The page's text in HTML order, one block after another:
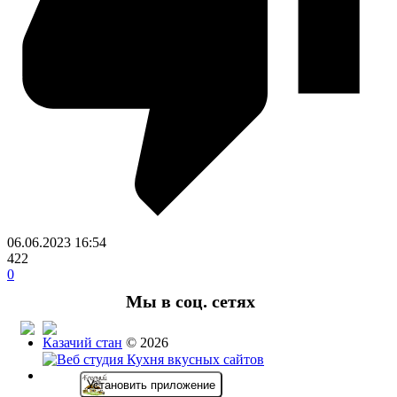
06.06.2023 16:54
422
0
Мы в соц. сетях
Казачий стан © 2026
Установить приложение